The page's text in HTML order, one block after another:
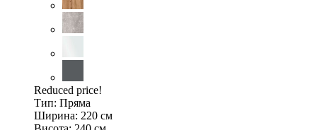
Reduced price!
Тип: Пряма
Ширина: 220 см